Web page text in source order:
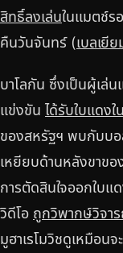
สิทธิ์ลงเล่นในแมตช์ร
คืนวันจันทร์ (เบลเยี
บาโลกัน ซึ่งเป็นผู้เล่
แข่งขัน ได้รับใบแดง
ของสหรัฐฯ พบกับบอส
เหยียบด้านหลังขาข
การตัดสินใจออกใบแ
วิดีโอ ถูกวิพากษ์วิจา
มูฮาเรโมวิชดูเหมือน